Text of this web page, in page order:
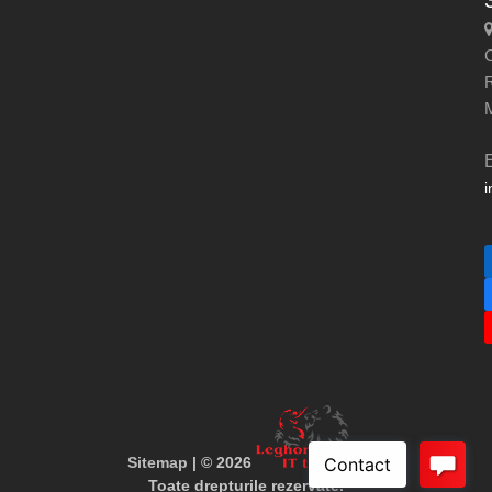
Sitemap | © 2026
Toate drepturile rezervate.